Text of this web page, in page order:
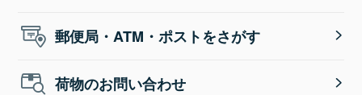
郵便局・ATM・ポストをさがす
荷物のお問い合わせ